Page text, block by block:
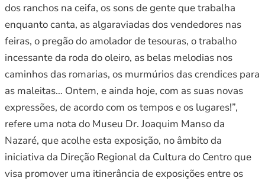
dos ranchos na ceifa, os sons de gente que trabalha
enquanto canta, as algaraviadas dos vendedores nas
feiras, o pregão do amolador de tesouras, o trabalho
incessante da roda do oleiro, as belas melodias nos
caminhos das romarias, os murmúrios das crendices para
as maleitas… Ontem, e ainda hoje, com as suas novas
expressões, de acordo com os tempos e os lugares!”,
refere uma nota do Museu Dr. Joaquim Manso da
Nazaré, que acolhe esta exposição, no âmbito da
iniciativa da Direção Regional da Cultura do Centro que
visa promover uma itinerância de exposições entre os